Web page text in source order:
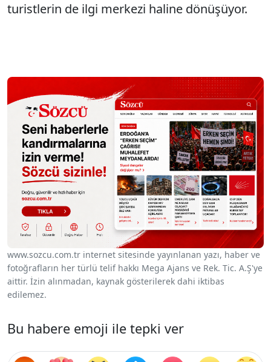
turistlerin de ilgi merkezi haline dönüşüyor.
www.sozcu.com.tr internet sitesinde yayınlanan yazı, haber ve
fotoğrafların her türlü telif hakkı Mega Ajans ve Rek. Tic. A.Ş'ye
aittir. İzin alınmadan, kaynak gösterilerek dahi iktibas
edilemez.
Bu habere emoji ile tepki ver